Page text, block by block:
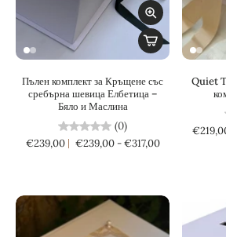
Пълен комплект за Кръщене със
сребърна шевица Елбетица –
Бяло и Маслина
(0)
€239,00 €239,00 - €317,00
Quiet